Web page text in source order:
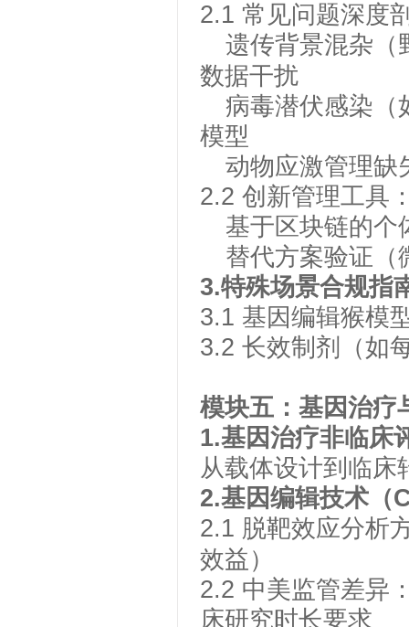
2.1 常见问题深度
遗传背景混杂（
数据干扰
病毒潜伏感染（
模型
动物应激管理缺
2.2 创新管理工具
基于区块链的个
替代方案验证（
3.特殊场景合规指
3.1 基因编辑猴模
3.2 长效制剂（如
模块五 ：基因治疗
1.基因治疗非临床
从载体设计到临床
2.基因编辑技术（
2.1 脱靶效应分析
效益）
2.2 中美监管差异
床研究时长要求